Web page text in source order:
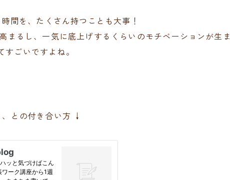
間を、たくさん持つことも大事！
まるし、一気に底上げするくらいのモチベーションが生ま
ごいですよね。
との付き合い方 ↓